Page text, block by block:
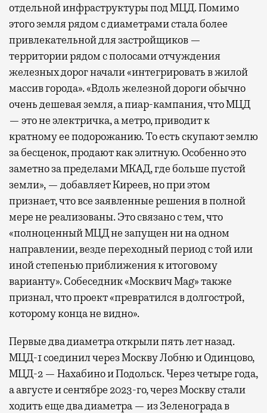
отдельной инфраструктуры под МЦД. Помимо
этого земля рядом с диаметрами стала более
привлекательной для застройщиков —
территории рядом с полосами отчуждения
железных дорог начали «интегрировать в жилой
массив города». «Вдоль железной дороги обычно
очень дешевая земля, а пиар-кампания, что МЦД
— это не электричка, а метро, приводит к
кратному ее подорожанию. То есть скупают землю
за бесценок, продают как элитную. Особенно это
заметно за пределами МКАД, где больше пустой
земли», — добавляет Киреев, но при этом
признает, что все заявленные решения в полной
мере не реализованы. Это связано с тем, что
«полноценный МЦД не запущен ни на одном
направлении, везде переходный период с той или
иной степенью приближения к итоговому
варианту». Собеседник «Москвич Mag» также
признал, что проект «превратился в долгострой,
которому конца не видно».
Первые два диаметра открыли пять лет назад.
МЦД-1 соединил через Москву Лобню и Одинцово,
МЦД-2 — Нахабино и Подольск. Через четыре года,
а августе и сентябре 2023-го, через Москву стали
ходить еще два диаметра — из Зеленограда в